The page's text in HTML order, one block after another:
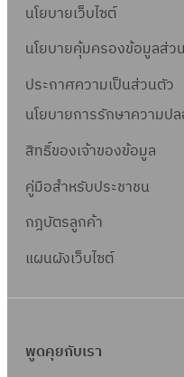
นโยบายเว็บไซต์
นโยบายคุ้มครองข้อมูลส่ว
ประกาศความเป็นส่วนตัว
นโยบายการรักษาความป
สิทธิ์ของเจ้าของข้อมูล
คู่มือสำหรับประชาชน
กฎบัตรลูกค้า
แผนผังเว็บไซต์
พูดคุยกับเรา